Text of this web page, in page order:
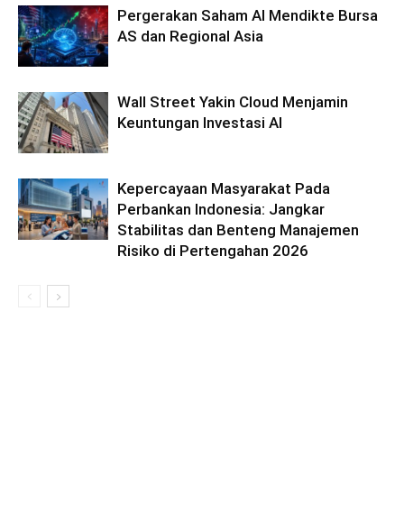
Pergerakan Saham AI Mendikte Bursa
AS dan Regional Asia
Wall Street Yakin Cloud Menjamin
Keuntungan Investasi AI
Kepercayaan Masyarakat Pada
Perbankan Indonesia: Jangkar
Stabilitas dan Benteng Manajemen
Risiko di Pertengahan 2026